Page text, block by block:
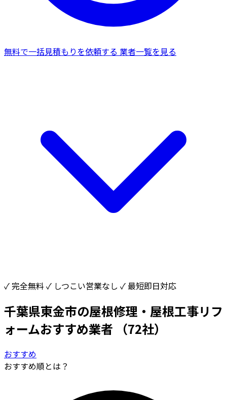
無料で一括見積もりを依頼する 業者一覧を見る
✓ 完全無料 ✓ しつこい営業なし ✓ 最短即日対応
千葉県東金市の屋根修理・屋根工事リフ
ォームおすすめ業者
（72社）
おすすめ
おすすめ順とは？